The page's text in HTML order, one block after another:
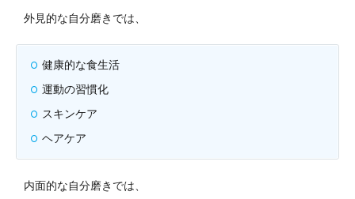
外見的な自分磨きでは、
健康的な食生活
運動の習慣化
スキンケア
ヘアケア
内面的な自分磨きでは、